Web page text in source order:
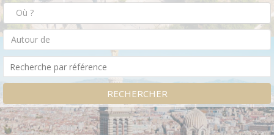
Autour de
RECHERCHER
Accueil